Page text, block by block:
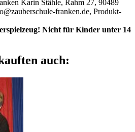
Karin Stähle, Rahm 27, 90489
franken.de, Produkt-
Nicht für Kinder unter 14
auch: